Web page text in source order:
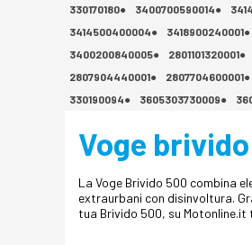
330170180● 3400700590014●
3414500400004●
3418900240001●
3400200840005●
2801101320001●
2807904440001●
2807704600001●
330190094●
3605303730009●
Voge
La Voge Brivido 500 combina
extraurbani con disinvoltura.
tua Brivido 500, su